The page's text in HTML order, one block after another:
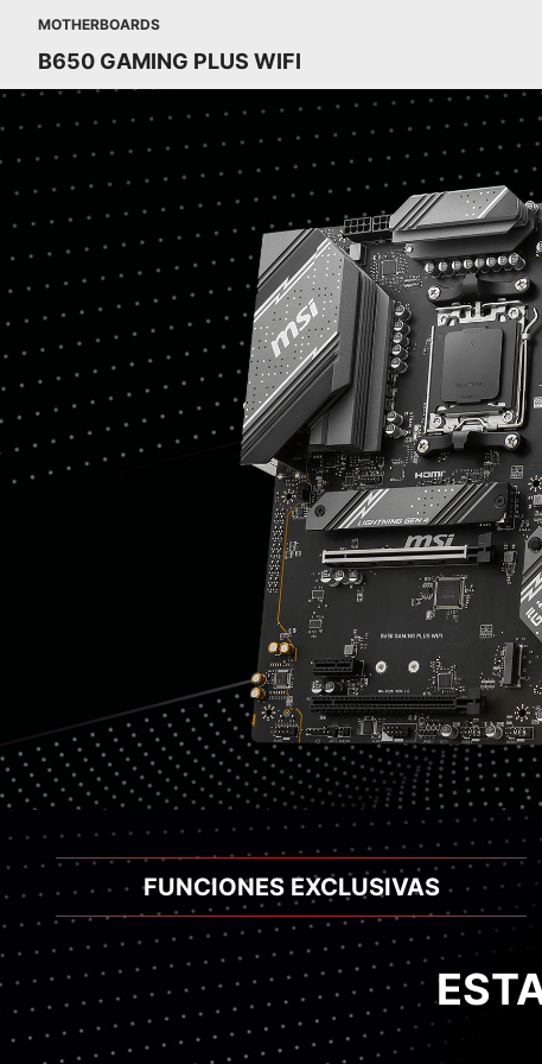
MOTHERBOARDS
B650 GAMING PLUS WIFI
FUNCIONES EXCLUSIVAS